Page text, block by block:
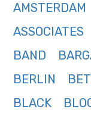
AMSTERDAM
ASSOCIATES
BAND
BERLIN
BET
BLACK